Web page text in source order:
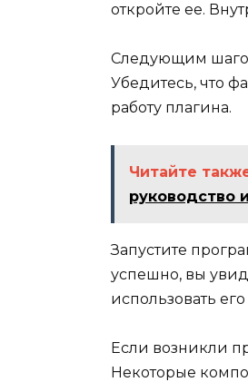
откройте ее.
Следующим
Убедитесь, что
работу плагина.
Читайте
руководство
Запустите
успешно, вы
использовать
Если возникли
Некоторые